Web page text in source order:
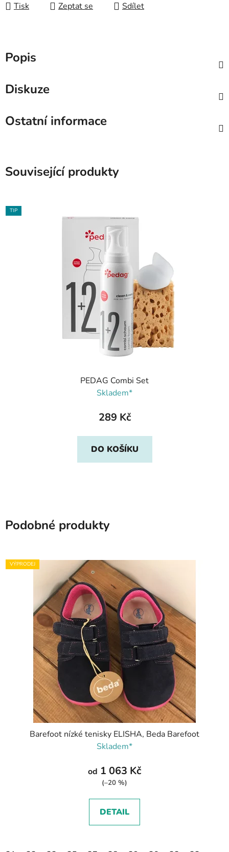
Tisk Zeptat se Sdílet
Popis
Diskuze
Ostatní informace
Související produkty
TIP
PEDAG Combi Set
Skladem*
289 Kč
DO KOŠÍKU
Podobné produkty
VÝPRODEJ
Barefoot nízké tenisky ELISHA, Beda Barefoot
Skladem*
od 1 063 Kč
(–20 %)
DETAIL